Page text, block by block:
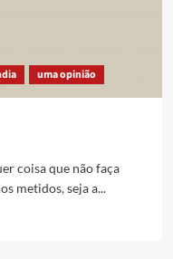
uma opinião
coisa que não faça
metidos, seja a...